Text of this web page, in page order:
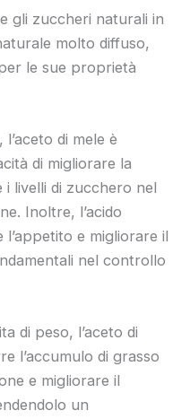
gli zuccheri naturali in
molto diffuso,
le sue proprietà
di mele è
di migliorare la
i livelli di zucchero nel
Inoltre, l’acido
e migliorare il
nel controllo
di peso, l’aceto di
l’accumulo di grasso
e migliorare il
un